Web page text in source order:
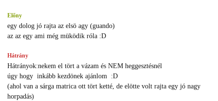
Előny
egy dolog jó rajta az elsö agy (guando)
az az egy ami még müködik róla :D
Hátrány
Hátrányok:nekem el tört a vázam és NEM heggesztésnél
úgy hogy inkább kezdönek ajánlom :D
(ahol van a sárga matrica ott tört ketté, de elötte volt rajta egy jó nagy
horpadás)